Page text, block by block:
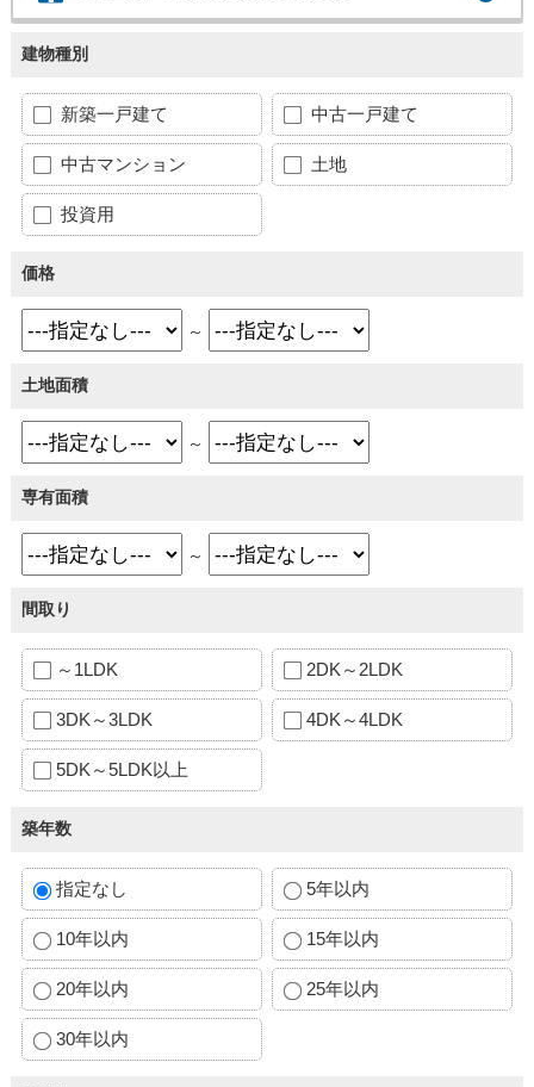
建物種別
新築一戸建て 中古一戸建て
中古マンション 土地
投資用
価格
～
土地面積
～
専有面積
～
間取り
～1LDK 2DK～2LDK
3DK～3LDK 4DK～4LDK
5DK～5LDK以上
築年数
指定なし 5年以内
10年以内 15年以内
20年以内 25年以内
30年以内